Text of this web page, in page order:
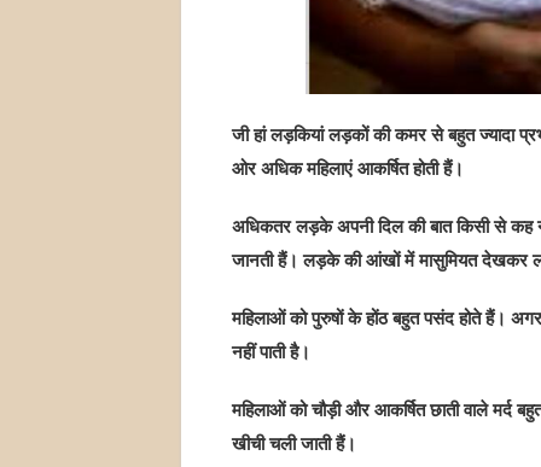
जी हां लड़कियां लड़कों की कमर से बहुत ज्यादा
ओर अधिक महिलाएं आकर्षित होती हैं।
अधिकतर लड़के अपनी दिल की बात किसी से
जानती हैं। लड़के की आंखों में मासुमियत देखकर
महिलाओं को पुरुषों के होंठ बहुत पसंद होते हैं।
नहीं पाती है।
महिलाओं को चौड़ी और आकर्षित छाती वाले मर्द
खीची चली जाती हैं।